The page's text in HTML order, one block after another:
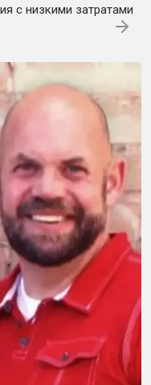
с низкими затратами